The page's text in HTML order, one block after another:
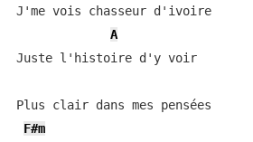
J'me vois chasseur d'ivoire
A
Juste l'histoire d'y voir
Plus clair dans mes pensées
F#m